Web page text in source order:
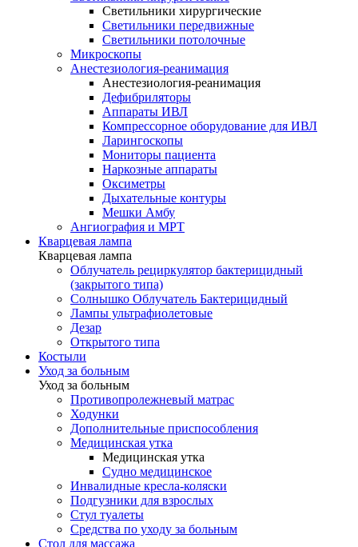
Светильники хирургические
Светильники передвижные
Светильники потолочные
Микроскопы
Анестезиология-реанимация
Анестезиология-реанимация
Дефибриляторы
Аппараты ИВЛ
Компрессорное оборудование для ИВЛ
Ларингоскопы
Мониторы пациента
Наркозные аппараты
Оксиметры
Дыхательные контуры
Мешки Амбу
Ангиография и МРТ
Кварцевая лампа
Кварцевая лампа
Облучатель рециркулятор бактерицидный
(закрытого типа)
Солнышко Облучатель Бактерицидный
Лампы ультрафиолетовые
Дезар
Открытого типа
Костыли
Уход за больным
Уход за больным
Противопролежневый матрас
Ходунки
Дополнительные приспособления
Медицинская утка
Медицинская утка
Судно медицинское
Инвалидные кресла-коляски
Подгузники для взрослых
Стул туалеты
Средства по уходу за больным
Cтол для массажа